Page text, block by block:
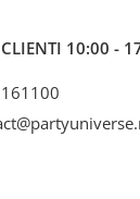
10:00 -